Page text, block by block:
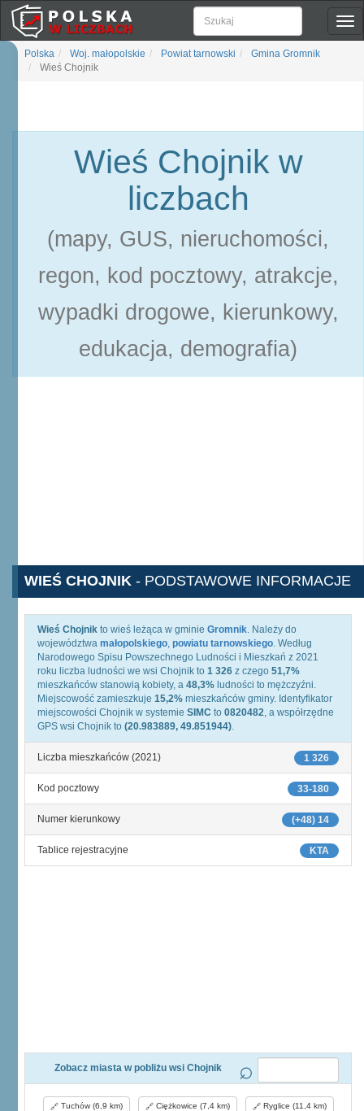
Polska Woj. małopolskie Powiat tarnowski
Gmina Gromnik
Wieś Chojnik
Wieś Chojnik w
liczbach
(mapy, GUS, nieruchomości,
regon, kod pocztowy, atrakcje,
wypadki drogowe, kierunkowy,
edukacja, demografia)
WIEŚ CHOJNIK - PODSTAWOWE INFORMACJE
Wieś Chojnik to wieś leżąca w gminie Gromnik. Należy do
województwa małopolskiego, powiatu tarnowskiego. Według
Narodowego Spisu Powszechnego Ludności i Mieszkań z 2021
roku liczba ludności we wsi Chojnik to 1 326 z czego 51,7%
mieszkańców stanowią kobiety, a 48,3% ludności to mężczyźni.
Miejscowość zamieszkuje 15,2% mieszkańców gminy. Identyfikator
miejscowości Chojnik w systemie SIMC to 0820482, a współrzędne
GPS wsi Chojnik to (20.983889, 49.851944).
1 326
Liczba mieszkańców (2021)
33-180
Kod pocztowy
(+48) 14
Numer kierunkowy
KTA
Tablice rejestracyjne
Zobacz miasta w pobliżu wsi Chojnik
Tuchów (6,9 km) Ciężkowice (7,4 km) Ryglice (11,4 km)